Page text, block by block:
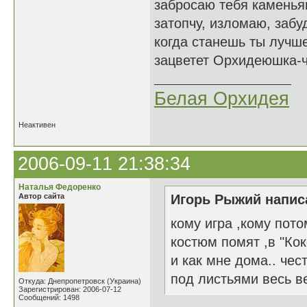
забросаю тебя
затопчу, изломаю,
когда станешь ты
зацветет Орхидеюшка-
Белая Орхидея
Неактивен
2006-09-11 21:38:34
Наталья Федоренко
Автор сайта
Откуда: Днепропетровск (Украина)
Зарегистрирован: 2006-07-12
Сообщений: 1498
Игорь Рыжий
кому игра ,кому
костюм помят ,в
и как мне дома..
под листьями весь